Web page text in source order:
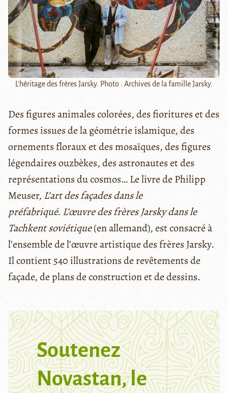
L'héritage des frères Jarsky. Photo : Archives de la famille Jarsky.
Des figures animales colorées, des fioritures et des
formes issues de la géométrie islamique, des
ornements floraux et des mosaïques, des figures
légendaires ouzbèkes, des astronautes et des
représentations du cosmos… Le livre de Philipp
Meuser, L’art des façades dans le
préfabriqué. L’œuvre des frères Jarsky dans le
Tachkent soviétique(en allemand), est consacré à
l’ensemble de l’œuvre artistique des frères Jarsky.
Il contient 540 illustrations de revêtements de
façade, de plans de construction et de dessins.
Soutenez
Novastan, le